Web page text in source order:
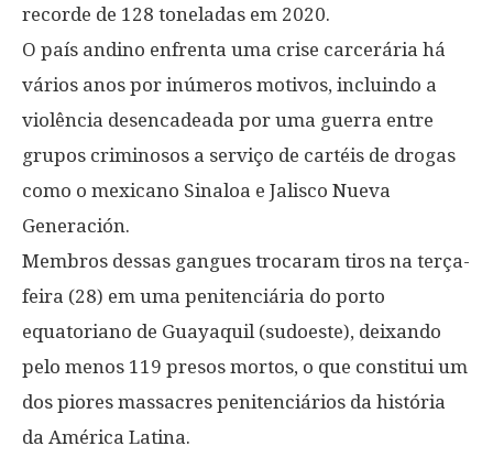
recorde de 128 toneladas em 2020.
O país andino enfrenta uma crise carcerária há
vários anos por inúmeros motivos, incluindo a
violência desencadeada por uma guerra entre
grupos criminosos a serviço de cartéis de drogas
como o mexicano Sinaloa e Jalisco Nueva
Generación.
Membros dessas gangues trocaram tiros na terça-
feira (28) em uma penitenciária do porto
equatoriano de Guayaquil (sudoeste), deixando
pelo menos 119 presos mortos, o que constitui um
dos piores massacres penitenciários da história
da América Latina.